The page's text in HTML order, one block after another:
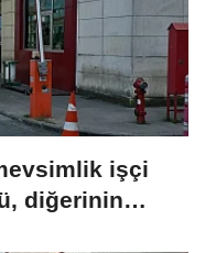
işçi
diğerinin